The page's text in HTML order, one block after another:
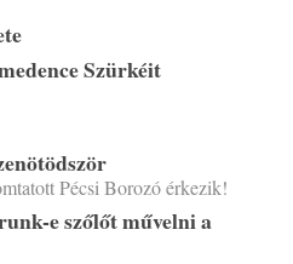
Szürkéit
Pécsi Borozó érkezik!
e szőlőt művelni a